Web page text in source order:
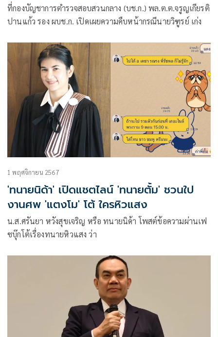
ที่กองบัญชาการตำรวจสอบสวนกลาง (บช.ก.) พล.ต.ต.จรูญเกียรติ
ปานแก้ว รอง ผบช.ก. เปิดเผยความคืบหน้ากรณีนายวิฑูรย์ เก่ง
1 พฤศจิกายน 2567
'ทนายนิด้า' เปิดแชตไลน์ 'ทนายตั้ม' ชวนใป
งานศพ 'แตงโม' โต้ ใครหิวแสง
น.ส.ศรันยา หวังสุขเจริญ หรือ ทนายนิด้า โพสต์ข้อความผ่านเฟ
ซบุ๊กโต้เรื่องทนายหิวแสง ว่า